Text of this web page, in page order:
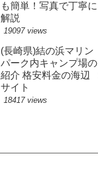
も簡単！写真で丁寧に
解説
19097 views
(長崎県)結の浜マリン
パーク内キャンプ場の
紹介 格安料金の海辺
サイト
18417 views